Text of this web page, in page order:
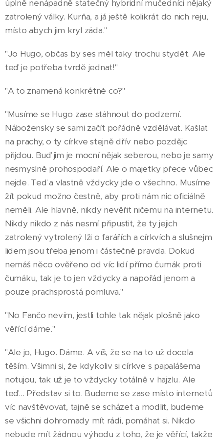
úplně nenápadně statečný hybridní mučedníci nějaký
zatrolený války. Kurňa, a já ještě kolikrát do nich reju,
místo abych jim kryl záda."
"Jo Hugo, občas by ses měl taky trochu stydět. Ale
teď je potřeba tvrdě jednat!"
"A to znamená konkrétně co?"
"Musíme se Hugo zase stáhnout do podzemí.
Nábožensky se sami začít pořádně vzdělávat. Kašlat
na prachy, o ty církve stejně dřív nebo pozdějc
přijdou. Buď jim je mocní nějak seberou, nebo je samy
nesmyslně prohospodaří. Ale o majetky přece vůbec
nejde. Teď a vlastně vždycky jde o všechno. Musíme
žít pokud možno čestně, aby proti nám nic oficiálně
neměli. Ale hlavně, nikdy nevěřit ničemu na internetu.
Nikdy nikdo z nás nesmí připustit, že ty jejich
zatrolený vytrolený lži o farářích a církvích a slušnejm
lidem jsou třeba jenom i částečně pravda. Dokud
nemáš něco ověřeno od víc lidí přímo čumák proti
čumáku, tak je to jen vždycky a napořád jenom a
pouze prachsprostá pomluva."
"No Fančo nevím, jestli tohle tak nějak plošně jako
věřící dáme."
"Ale jo, Hugo. Dáme. A víš, že se na to už docela
těším. Všimni si, že kdykoliv si církve s papalášema
notujou, tak už je to vždycky totálně v hajzlu. Ale
teď... Představ si to. Budeme se zase místo internetů
víc navštěvovat, tajně se scházet a modlit, budeme
se všichni dohromady mít rádi, pomáhat si. Nikdo
nebude mít žádnou výhodu z toho, že je věřící, takže